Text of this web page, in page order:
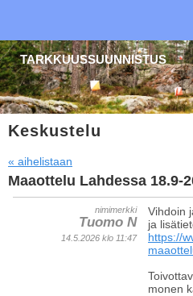
TARKKUUSSUUNNISTUS
Keskustelu
« aihelistaan
Maaottelu Lahdessa 18.9-
nimimerkki
Tuomo N
14.5.2026 klo 11:47
Vihdoin
ja
https://
monen